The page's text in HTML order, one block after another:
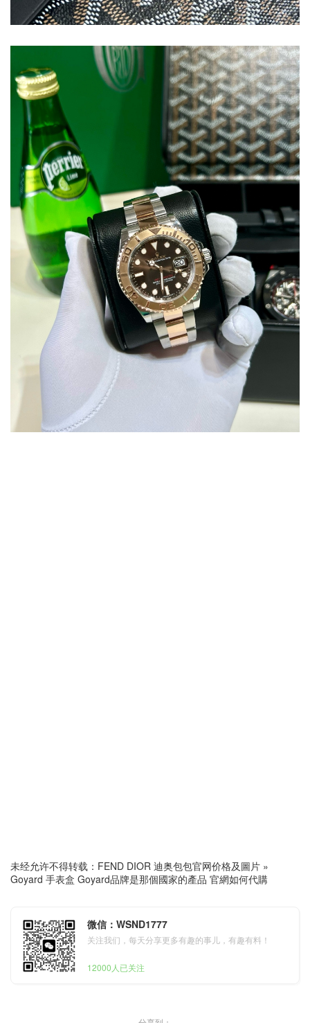
未经允许不得转载： FEND DIOR 迪奥包包官网价格及圖片 »
Goyard 手表盒 Goyard品牌是那個國家的產品 官網如何代購
微信：WSND1777
关注我们，每天分享更多有趣的事儿，有趣有料！
12000人已关注